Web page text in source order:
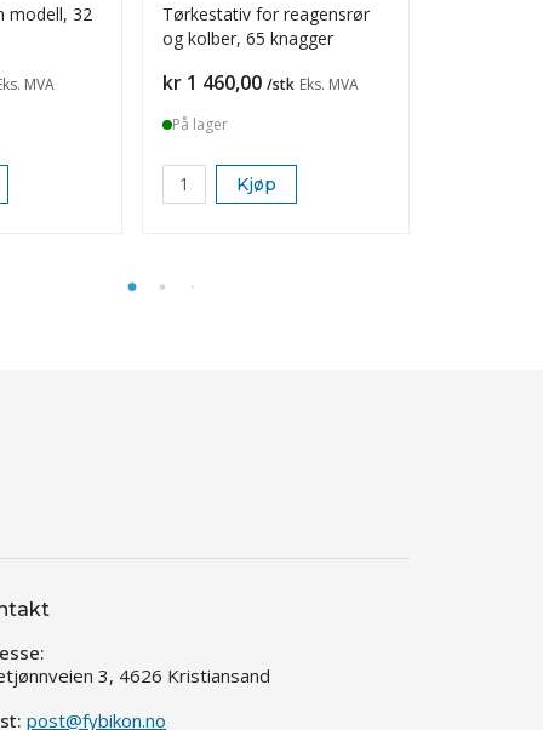
modell, 32
MVA
Tørkestativ for reagensrør
og kolber, 65 knagger
Pris
kr 1 460,00 /stk Eks. MVA
På lager
Kjøp
3, 4626 Kristiansand
post@fybikon.no